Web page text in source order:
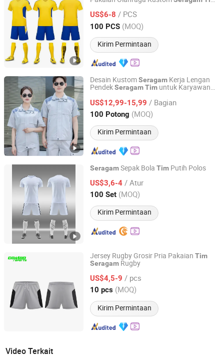
US$6-8 / PCS
100 PCS (MOQ)
Kirim Permintaan
Ningbo Z & H Foreign Trade Co., Ltd.
Zhejiang, China Harga mulai 2022
Desain KustomSeragam Kerja Lengan
PendekSeragamTim untuk Karyawan
US$12,99-15,99 / Bagian
100 Potong (MOQ)
Kirim Permintaan
Guangzhou Tianyuan Clothing Co., Ltd
Guangdong, China Harga mulai 2025
SeragamSepak Bola Tim Putih Polos
US$3,6-4 / Atur
100 Set (MOQ)
Kirim Permintaan
Yiwu Sifan Import & Export Co., Ltd.
Zhejiang, China Harga mulai 2008
Jersey Rugby Grosir Pria Pakaian Tim
Seragam Rugby
US$4,5-9 / pcs
10 pcs (MOQ)
Kirim Permintaan
Chuzhou Combo Sports Co., Ltd.
Anhui, China Harga mulai 2022
Video Terkait